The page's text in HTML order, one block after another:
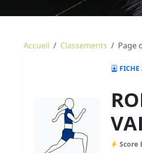
Accueil Classements Page
FICHE
Score